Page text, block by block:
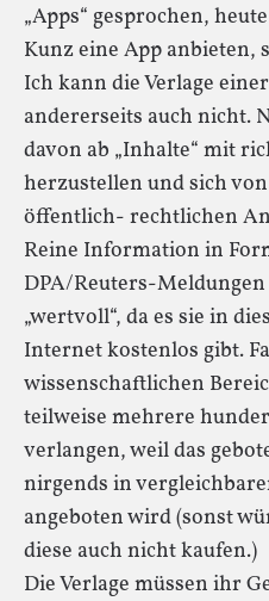
„Apps“ gesprochen,
Kunz eine App anbieten,
Ich kann die Verlage
andererseits auch nicht.
davon ab „Inhalte“ mit
herzustellen und sich
öffentlich- rechtlichen
Reine Information in
DPA/Reuters-
„wertvoll“, da es sie in
Internet kostenlos gibt.
wissenschaftlichen
teilweise mehrere
verlangen, weil das
nirgends in
angeboten wird (sonst
diese auch nicht kaufen.)
Die Verlage müssen ihr